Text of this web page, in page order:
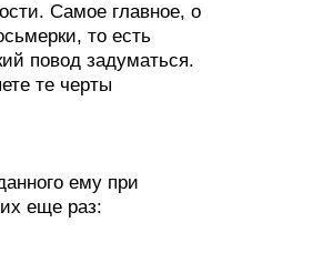
Самое главное, о
то есть
повод задуматься.
те черты
ему при
еще раз: